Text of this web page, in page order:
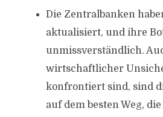
Die Zentralbanken
aktualisiert, und ihre
unmissverständlich.
wirtschaftlicher
konfrontiert sind, sind
auf dem besten Weg,